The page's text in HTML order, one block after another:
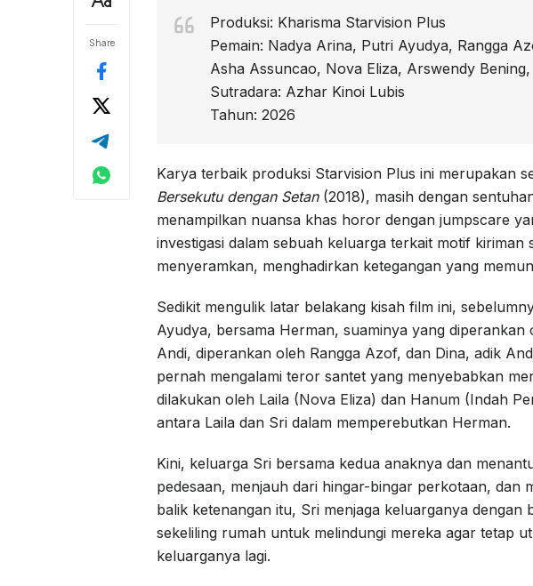
Share
Produksi: Kharisma Starvision Plus
Pemain: Nadya Arina, Putri Ayudya, Rangga
Asha Assuncao, Nova Eliza, Arswendy
Sutradara: Azhar Kinoi Lubis
Tahun: 2026
Karya terbaik produksi Starvision Plus ini merupakan
Bersekutu dengan Setan(2018), masih dengan
menampilkan nuansa khas horor dengan jumpscare
investigasi dalam sebuah keluarga terkait motif
menyeramkan, menghadirkan ketegangan yang
Sedikit mengulik latar belakang kisah film ini,
Ayudya, bersama Herman, suaminya yang
Andi, diperankan oleh Rangga Azof, dan Dina, adik
pernah mengalami teror santet yang menyebabkan
dilakukan oleh Laila (Nova Eliza) dan Hanum (Indah
antara Laila dan Sri dalam memperebutkan Herman.
Kini, keluarga Sri bersama kedua anaknya dan
pedesaan, menjauh dari hingar-bingar perkotaan, dan
balik ketenangan itu, Sri menjaga keluarganya dengan
sekeliling rumah untuk melindungi mereka agar tetap
keluarganya lagi.